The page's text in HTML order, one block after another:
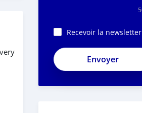
Recevoir la newsletter